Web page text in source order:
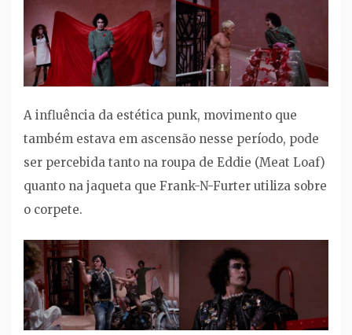
A influência da estética punk, movimento que
também estava em ascensão nesse período, pode
ser percebida tanto na roupa de Eddie (Meat Loaf)
quanto na jaqueta que Frank-N-Furter utiliza sobre
o corpete.